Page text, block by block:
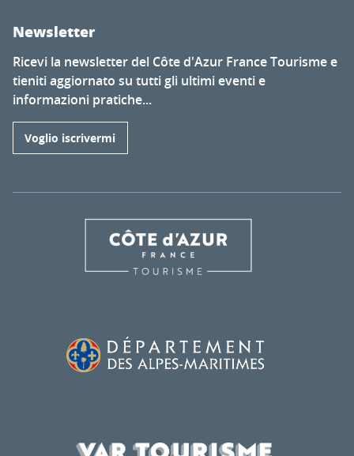
Newsletter
Ricevi la newsletter del Côte d'Azur France Tourisme e
tieniti aggiornato su tutti gli ultimi eventi e
informazioni pratiche...
Voglio iscrivermi